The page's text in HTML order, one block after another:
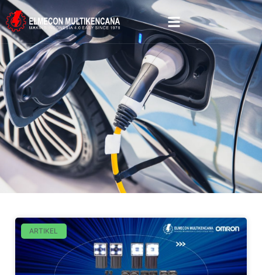
ARTIKEL